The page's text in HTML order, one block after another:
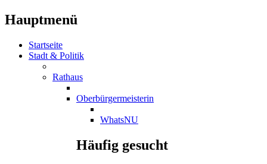
Hauptmenü
Startseite
Stadt & Politik
Rathaus
Oberbürgermeisterin
WhatsNU
Häufig gesucht